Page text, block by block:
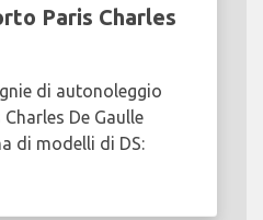
Paris Charles
di autonoleggio
De Gaulle
di modelli di DS: